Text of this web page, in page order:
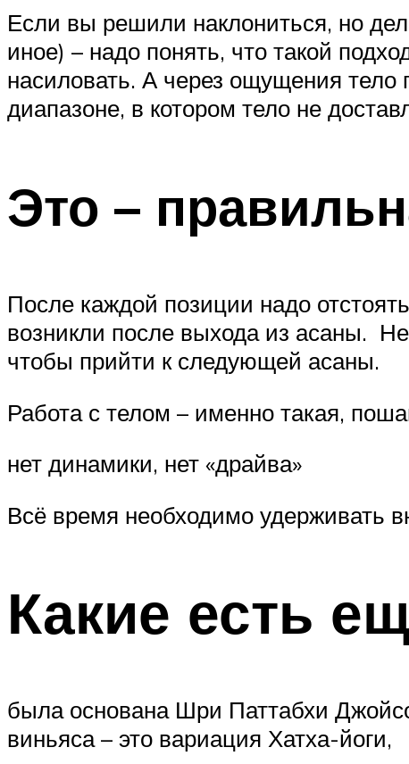
Если вы решили наклониться, но
иное) – надо понять, что такой
насиловать. А через ощущения тело
диапазоне, в котором тело не
Это –
После каждой позиции надо
возникли после выхода из асаны.
чтобы прийти к следующей асаны.
Работа с телом – именно такая,
нет динамики, нет «драйва»
Всё время необходимо удерживать
Какие есть
была основана Шри Паттабхи
виньяса – это вариация Хатха-йоги,